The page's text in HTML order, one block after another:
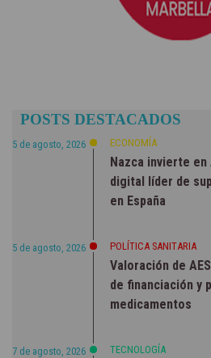
POSTS DESTACADOS
5 de agosto, 2026 ECONOMÍA
Nazca invierte en
digital líder de
en España
5 de agosto, 2026 POLÍTICA SANITARIA
Valoración de
de financiación y
medicamentos
7 de agosto, 2026 TECNOLOGÍA